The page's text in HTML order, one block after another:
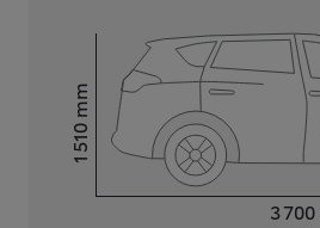
3 700
Hauteur1 510
mm